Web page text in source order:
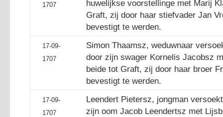
1707
huwelijkse voorstellinge met Marij
Graft, zij door haar stiefvader Jan
bevestigt te werden.
17-09-
1707
Simon Thaamsz, weduwnaar
door zijn swager Kornelis Jacobsz
beide tot Graft, zij door haar broer
bevestigt te werden.
17-09-
1707
Leendert Pietersz, jongman
zijn oom Jacob Leendertsz met